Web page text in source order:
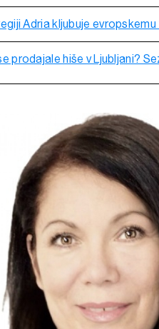
Adria kljubuje
prodajale hiše v Ljubljani?